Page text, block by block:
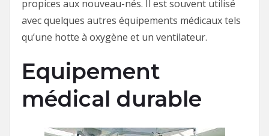
propices aux nouveau-nés. Il est souvent utilisé
avec quelques autres équipements médicaux tels
qu’une hotte à oxygène et un ventilateur.
Equipement
médical durable